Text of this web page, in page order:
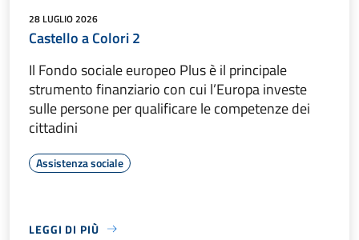
28 LUGLIO 2026
Castello a Colori 2
Il Fondo sociale europeo Plus è il principale
strumento finanziario con cui l’Europa investe
sulle persone per qualificare le competenze dei
cittadini
Assistenza sociale
LEGGI DI PIÙ